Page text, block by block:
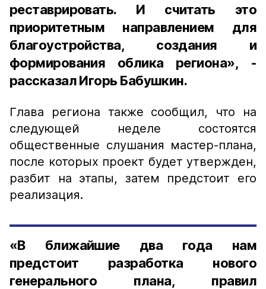
реставрировать. И считать это
приоритетным направлением для
благоустройства, создания и
формирования облика региона», -
рассказал Игорь Бабушкин.
Глава региона также сообщил, что на
следующей неделе состоятся
общественные слушания мастер-плана,
после которых проект будет утвержден,
разбит на этапы, затем предстоит его
реализация.
«В ближайшие два года нам
предстоит разработка нового
генерального плана, правил